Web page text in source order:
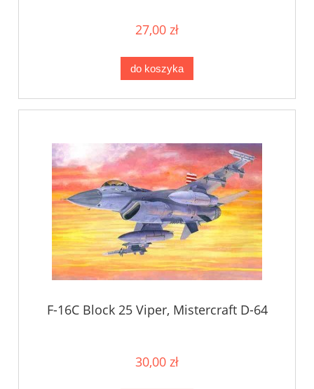
27,00 zł
do koszyka
F-16C Block 25 Viper, Mistercraft D-64
30,00 zł